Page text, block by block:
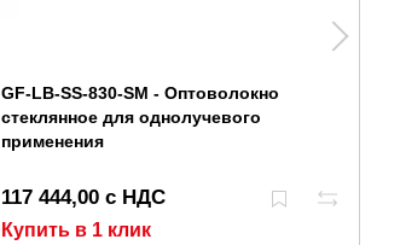
GF-LB-SS-830-SM - Оптоволокно
стеклянное для однолучевого
применения
117 444,00 с НДС
Купить в 1 клик